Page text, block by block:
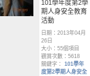
101學年度第2學
期人身安全教育
活動
日期：2013年04月
26日
大小：55個項目
觀賞次數：5618
關鍵字： 101學年
度第2學期人身安全